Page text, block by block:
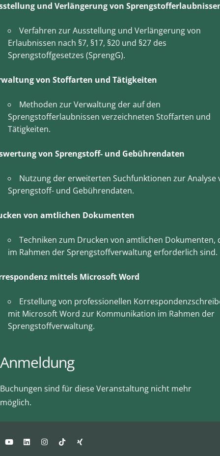
und Verlängerung von
Verfahren zur Ausstellung und Verlängerung von
Erlaubnissen nach §7, §17, §20 und §27 des
Sprengstoffgesetzes (SprengG).
von Stoffarten und Tätigkeiten
Methoden zur Verwaltung der auf den
Sprengstofferlaubnissen verzeichneten Stoffarten und
Tätigkeiten.
von Sprengstoff- und Gebührendaten
Nutzung der erweiterten Suchfunktionen zur Analyse
Sprengstoff- und Gebührendaten.
von amtlichen Dokumenten
Techniken zum Drucken von amtlichen Dokumenten,
im Rahmen der Sprengstoffverwaltung erforderlich sind.
mittels Microsoft Word
Erstellung von professionellen
mit Microsoft Word zur Kommunikation im Rahmen der
Sprengstoffverwaltung.
Anmeldung
Buchungen sind für diese Veranstaltung nicht mehr
möglich.